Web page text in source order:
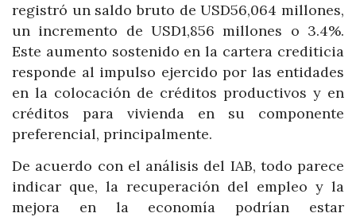
registró un saldo bruto de USD56,064 millones,
un incremento de USD1,856 millones o 3.4%.
Este aumento sostenido en la cartera crediticia
responde al impulso ejercido por las entidades
en la colocación de créditos productivos y en
créditos para vivienda en su componente
preferencial, principalmente.
De acuerdo con el análisis del IAB, todo parece
indicar que, la recuperación del empleo y la
mejora en la economía podrían estar